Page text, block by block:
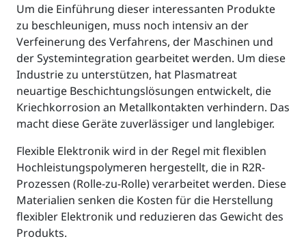
Um die Einführung dieser interessanten Produkte
zu beschleunigen, muss noch intensiv an der
Verfeinerung des Verfahrens, der Maschinen und
der Systemintegration gearbeitet werden. Um diese
Industrie zu unterstützen, hat Plasmatreat
neuartige Beschichtungslösungen entwickelt, die
Kriechkorrosion an Metallkontakten verhindern. Das
macht diese Geräte zuverlässiger und langlebiger.
Flexible Elektronik wird in der Regel mit flexiblen
Hochleistungspolymeren hergestellt, die in R2R-
Prozessen (Rolle-zu-Rolle) verarbeitet werden. Diese
Materialien senken die Kosten für die Herstellung
flexibler Elektronik und reduzieren das Gewicht des
Produkts.